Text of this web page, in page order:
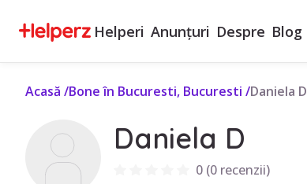
Helperi Anunțuri Despre Blog
Acasă /Bone în Bucuresti, Bucuresti /Daniela D
Daniela D
0(0 recenzii)